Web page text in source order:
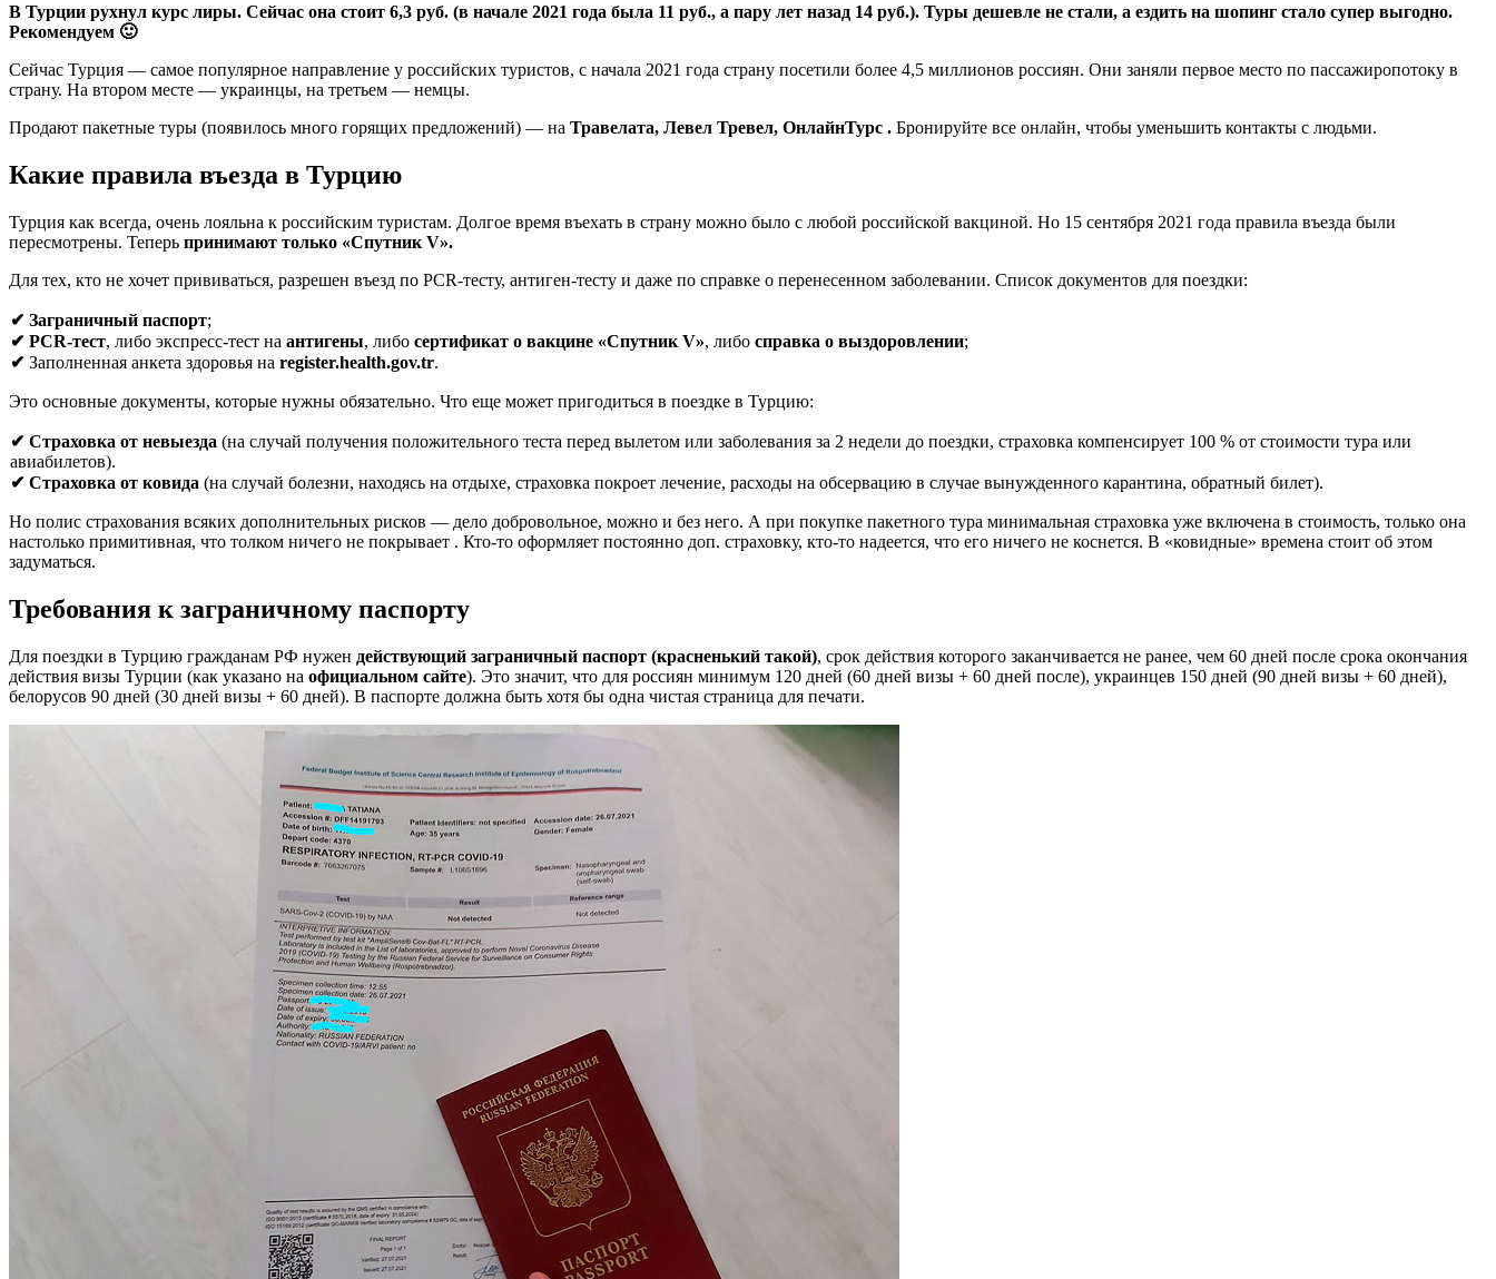
В Турции рухнул курс лиры. Сейчас она стоит 6,3 руб. (в начале 2021 года была 11 руб., а пару лет назад 14 руб.). Туры дешевле не стали, а ездить на шопинг стало супер выгодно.
Рекомендуем 🙂
Сейчас Турция — самое популярное направление у российских туристов, с начала 2021 года страну посетили более 4,5 миллионов россиян. Они заняли первое место по пассажиропотоку в
страну. На втором месте — украинцы, на третьем — немцы.
Продают пакетные туры (появилось много горящих предложений) — на Травелата, Левел Тревел, ОнлайнТурс . Бронируйте все онлайн, чтобы уменьшить контакты с людьми.
Какие правила въезда в Турцию
Турция как всегда, очень лояльна к российским туристам. Долгое время въехать в страну можно было с любой российской вакциной. Но 15 сентября 2021 года правила въезда были
пересмотрены. Теперь принимают только «Спутник V».
Для тех, кто не хочет прививаться, разрешен въезд по PCR-тесту, антиген-тесту и даже по справке о перенесенном заболевании. Список документов для поездки:
✔ Заграничный паспорт;
✔ PCR-тест, либо экспресс-тест на антигены, либо сертификат о вакцине «Спутник V», либо справка о выздоровлении;
✔ Заполненная анкета здоровья на register.health.gov.tr.
Это основные документы, которые нужны обязательно. Что еще может пригодиться в поездке в Турцию:
✔ Страховка от невыезда (на случай получения положительного теста перед вылетом или заболевания за 2 недели до поездки, страховка компенсирует 100 % от стоимости тура или
авиабилетов).
✔ Страховка от ковида (на случай болезни, находясь на отдыхе, страховка покроет лечение, расходы на обсервацию в случае вынужденного карантина, обратный билет).
Но полис страхования всяких дополнительных рисков — дело добровольное, можно и без него. А при покупке пакетного тура минимальная страховка уже включена в стоимость, только она
настолько примитивная, что толком ничего не покрывает . Кто-то оформляет постоянно доп. страховку, кто-то надеется, что его ничего не коснется. В «ковидные» времена стоит об этом
задуматься.
Требования к заграничному паспорту
Для поездки в Турцию гражданам РФ нужен действующий заграничный паспорт (красненький такой), срок действия которого заканчивается не ранее, чем 60 дней после срока окончания
действия визы Турции (как указано на официальном сайте). Это значит, что для россиян минимум 120 дней (60 дней визы + 60 дней после), украинцев 150 дней (90 дней визы + 60 дней),
белорусов 90 дней (30 дней визы + 60 дней). В паспорте должна быть хотя бы одна чистая страница для печати.